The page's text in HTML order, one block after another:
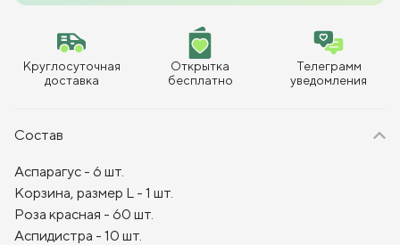
Круглосуточная
доставка
Открытка
бесплатно
Телеграмм
уведомления
Состав
Аспарагус - 6 шт.
Корзина, размер L - 1 шт.
Роза красная - 60 шт.
Аспидистра - 10 шт.